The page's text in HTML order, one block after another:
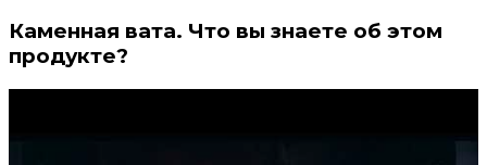
Каменная вата. Что вы знаете об этом
продукте?